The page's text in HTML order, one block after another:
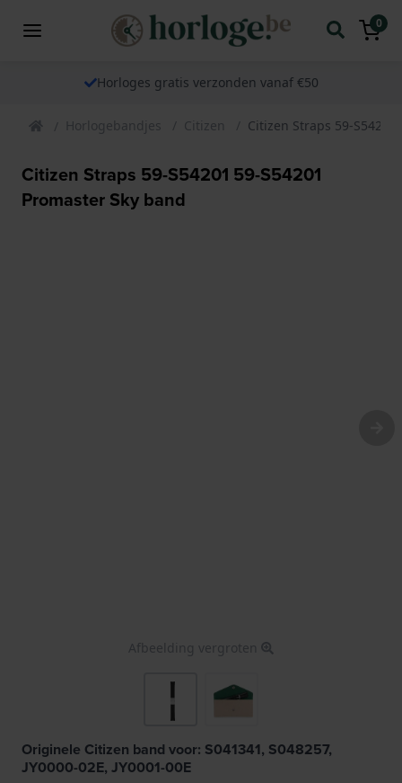
0
Horloges gratis verzonden vanaf €50
Horlogebandjes Citizen Citizen Straps 59-
Citizen Straps 59-S54201 59-S54201
Promaster Sky band
Afbeelding vergroten
Originele Citizen band voor: S041341, S048257,
JY0000-02E, JY0001-00E